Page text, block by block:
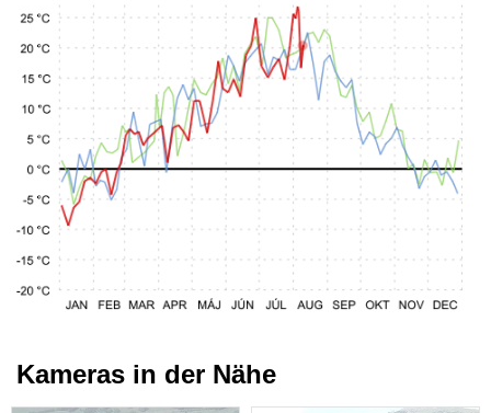
Kameras in der Nähe